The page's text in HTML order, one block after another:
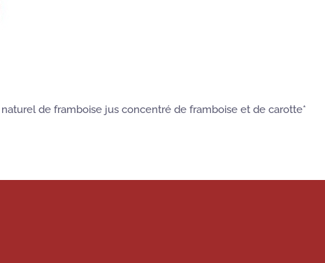
de framboise jus concentré de framboise et de carotte*